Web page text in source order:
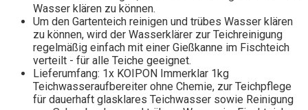
Wasser klären zu können.
Um den Gartenteich reinigen und trübes Wasser klären
zu können, wird der Wasserklärer zur Teichreinigung
regelmäßig einfach mit einer Gießkanne im Fischteich
verteilt - für alle Teiche geeignet.
Lieferumfang: 1x KOIPON Immerklar 1kg
Teichwasseraufbereiter ohne Chemie, zur Teichpflege
für dauerhaft glasklares Teichwasser sowie Reinigung